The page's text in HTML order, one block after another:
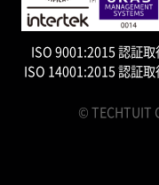
ISO 9001:2015 認証取
ISO 14001:2015 認証取
© TECHTUIT